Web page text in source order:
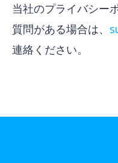
当社のプライバシー
質問がある場合は、
連絡ください。